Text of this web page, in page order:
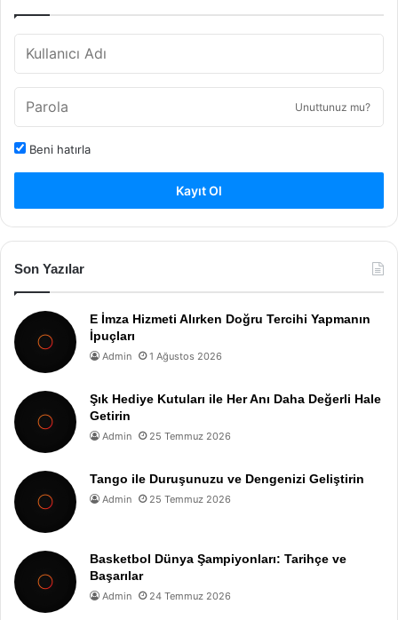
Unuttunuz mu?
Beni hatırla
Kayıt Ol
Son Yazılar
E İmza Hizmeti Alırken Doğru Tercihi Yapmanın
İpuçları
Admin 1 Ağustos 2026
Şık Hediye Kutuları ile Her Anı Daha Değerli Hale
Getirin
Admin 25 Temmuz 2026
Tango ile Duruşunuzu ve Dengenizi Geliştirin
Admin 25 Temmuz 2026
Basketbol Dünya Şampiyonları: Tarihçe ve
Başarılar
Admin 24 Temmuz 2026